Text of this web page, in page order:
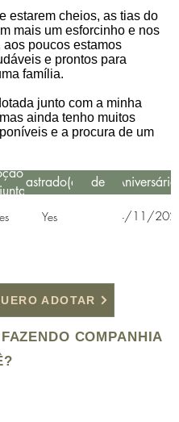
estarem cheios, as tias do
mais um esforcinho e nos
aos poucos estamos
e prontos para
família.
junto com a minha
ainda tenho muitos
e a procura de um
Castrado(a)
de
Resgate
Aniversário
Yes 14/11/2021
ADOTAR
COMPANHIA